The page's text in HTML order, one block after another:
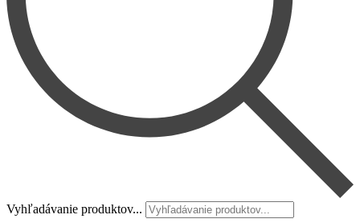
Vyhľadávanie produktov...